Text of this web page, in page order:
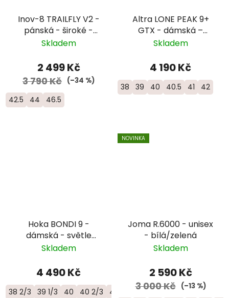
Inov-8 TRAILFLY V2 -
pánská - široké -
modrá
Skladem
2 499 Kč
3 790 Kč (–34 %)
42.5 44 46.5
Altra LONE PEAK 9+
GTX - dámská –
šedomodrá
Skladem
4 190 Kč
38 39 40 40.5 41 42
Hoka BONDI 9 -
dámská - světle
modrá/růžová
Skladem
4 490 Kč
38 2/3 39 1/3 40 40 2/3 41 1/3
NOVINKA
Joma R.6000 - unisex
- bílá/zelená
Skladem
2 590 Kč
3 000 Kč (–13 %)